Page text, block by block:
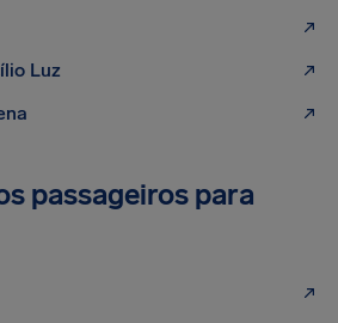
Luz
passageiros para